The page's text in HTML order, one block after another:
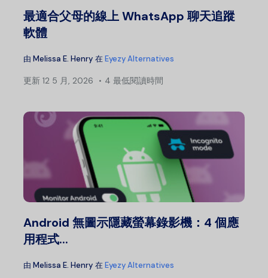
最適合父母的線上 WhatsApp 聊天追蹤
軟體
由 Melissa E. Henry 在Eyezy Alternatives
更新 12 5 月, 2026 4 最低閱讀時間
Android 無圖示隱藏螢幕錄影機：4 個應
用程式...
由 Melissa E. Henry 在Eyezy Alternatives